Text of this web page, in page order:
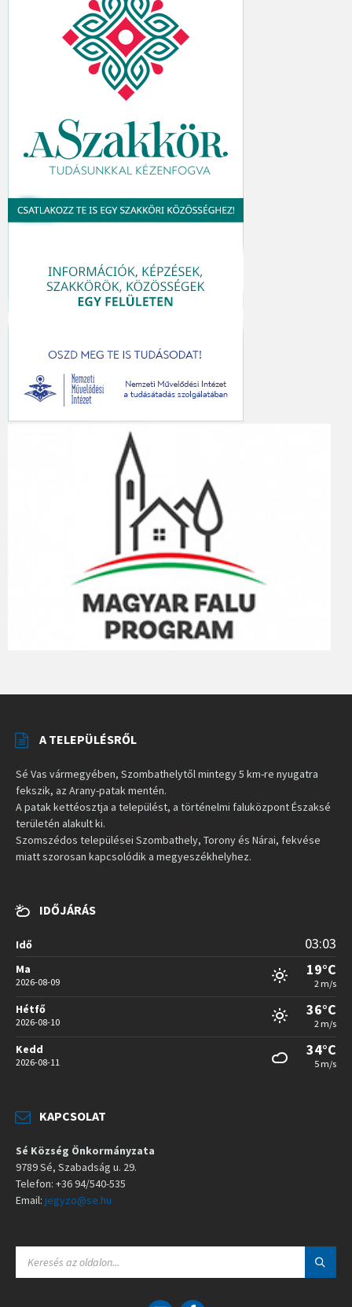
A TELEPÜLÉSRŐL
Sé Vas vármegyében, Szombathelytől mintegy 5 km-re nyugatra
fekszik, az Arany-patak mentén.
A patak kettéosztja a települést, a történelmi faluközpont Északsé
területén alakult ki.
Szomszédos települései Szombathely, Torony és Nárai, fekvése
miatt szorosan kapcsolódik a megyeszékhelyhez.
IDŐJÁRÁS
Idő 03:03
Ma
2026-08-09
19°C
2 m/s
Hétfő
2026-08-10
36°C
2 m/s
Kedd
2026-08-11
34°C
5 m/s
KAPCSOLAT
Sé Község Önkormányzata
9789 Sé, Szabadság u. 29.
Telefon: +36 94/540-535
Email: jegyzo@se.hu
A